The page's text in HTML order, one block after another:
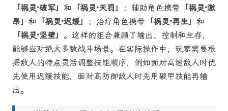
「祸灵·破军」 和 「祸灵·天罚」 ；辅助角色携带 「祸灵·激
昂」 和 「祸灵·迟缓」 ；治疗角色携带 「祸灵·再生」 和
「祸灵·坚壁」 。这样的组合兼顾了输出、控制和生存，
能够应对绝大多数战斗场景。在实际操作中，玩家需要根
据敌人的特点灵活调整技能顺序，例如面对高速敌人时优
先使用迟缓技能，面对高防御敌人时先用破甲技能再输
出。